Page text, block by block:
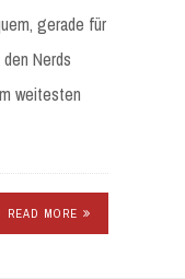
gerade für
Nerds
weitesten
READ MORE